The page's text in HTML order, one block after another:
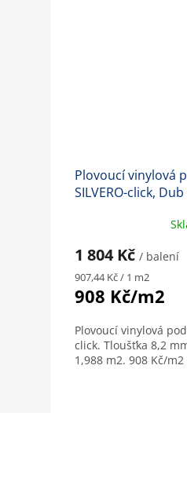
Plovoucí vinylová
SILVERO-click,
1 804 Kč / balení
Měrná
cena:
907,44 Kč / 1 m2
908 Kč/m2
Plovoucí vinylová
click. Tloušťka 8,2
1,988 m2. 908 Kč/m2